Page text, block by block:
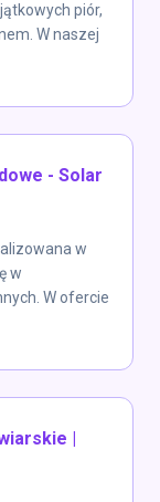
piór,
W naszej
- Solar
w
w
W ofercie
|